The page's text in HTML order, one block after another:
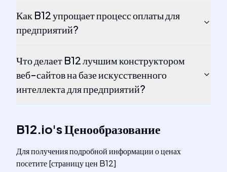
Как B12 упрощает процесс оплаты для
предприятий?
Что делает B12 лучшим конструктором
веб-сайтов на базе искусственного
интеллекта для предприятий?
B12.io'sЦенообразование
Для получения подробной информации о ценах
посетите [страницу цен B12]